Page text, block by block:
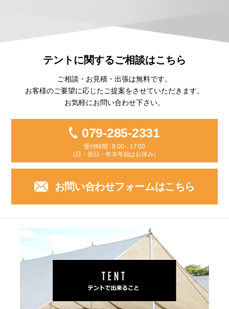
テントに関するご相談はこちら
ご相談・お見積・出張は無料です。
お客様のご要望に応じたご提案をさせていただきます。
お気軽にお問い合わせ下さい。
079-285-2331
受付時間 : 8:00～17:00
（日・祝日・年末年始はお休み）
お問い合わせフォームはこちら